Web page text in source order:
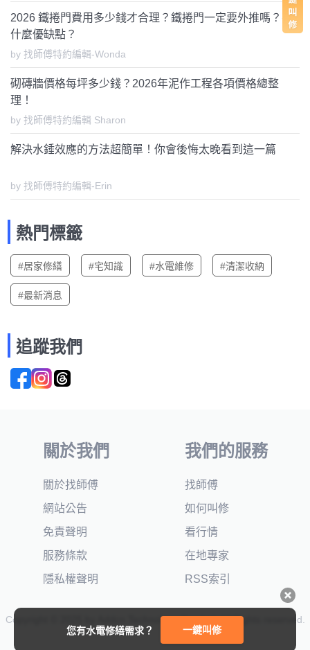
您有水電修繕需求？ 一鍵叫修
2026 鐵捲門費用多少錢才合理？鐵捲門一定要外推嗎？有
什麼優缺點？
by 找師傅特約編輯-Wonda
砌磚牆價格每坪多少錢？2026年泥作工程各項價格總整
理！
by 找師傅特約編輯 Sharon
解決水錘效應的方法超簡單！你會後悔太晚看到這一篇
by 找師傅特約編輯-Erin
熱門標籤
#居家修繕 #宅知識 #水電維修 #清潔收納
#最新消息
追蹤我們
關於我們
關於找師傅
網站公告
免責聲明
服務條款
隱私權聲明
我們的服務
找師傅
如何叫修
看行情
在地專家
RSS索引
Copyright © 2025 by Addcn Technology Co., Ltd. All Rights reserved.